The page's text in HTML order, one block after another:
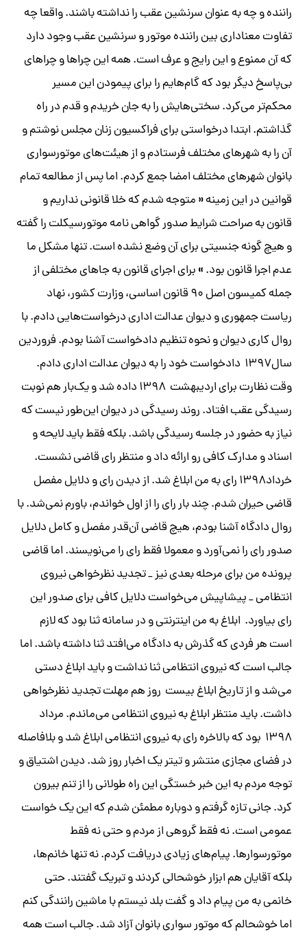
راننده و چه به عنوان سرنشین عقب را نداشته باشند. واقعا چه
تفاوت معناداری بین راننده موتور و سرنشین عقب وجود دارد
که آن ممنوع و این رایج و عرف است. همه این چراها و چراهای
بی‌پاسخ دیگر بود که گام‌هایم را برای پیمودن این مسیر
محکم‌تر می‌کرد. سختی‌هایش را به جان خریدم و قدم در راه
گذاشتم. ابتدا درخواستی برای فراکسیون زنان مجلس نوشتم و
آن را به شهرهای مختلف فرستادم و از هیئت‌های موتورسواری
بانوان شهرهای مختلف امضا جمع کردم. اما پس از مطالعه تمام
قوانین در این زمینه«متوجه شدم که خلا قانونی نداریم و
قانون به صراحت شرایط صدور گواهی نامه موتورسیکلت را گفته
و هیچ گونه جنسیتی برای آن وضع نشده است. تنها مشکل ما
عدم اجرا قانون بود.»برای اجرای قانون به جاهای مختلفی از
جمله کمیسون اصل ۹۰ قانون اساسی، وزارت کشور، نهاد
ریاست جمهوری و دیوان عدالت اداری درخواست‌هایی دادم. با
روال کاری دیوان و نحوه تنظیم دادخواست آشنا بودم. فروردین
سال۱۳۹۷ دادخواست خود را به دیوان عدالت اداری دادم.
وقت نظارت برای اردیبهشت ۱۳۹۸ داده شد و یک‌بار هم نوبت
رسیدگی عقب افتاد. روند رسیدگی در دیوان این‌طور نیست که
نیاز به حضور در جلسه رسیدگی باشد. بلکه فقط باید لایحه و
اسناد و مدارک کافی رو ارائه داد و منتظر رای قاضی نشست.
خرداد۱۳۹۸ رای به من ابلاغ شد. از دیدن رای و دلایل مفصل
قاضی حیران شدم. چند بار رای را از اول خواندم، باورم نمی‌شد. با
روال دادگاه آشنا بودم، هیچ قاضی آن‌قدر مفصل و کامل دلایل
صدور رای را نمی‌آورد و معمولا فقط رای را می‌نویسند. اما قاضی
پرونده من برای مرحله بعدی نیز _ تجدید نظرخواهی نیروی
انتظامی _ پیشاپیش می‌خواست دلایل کافی برای صدور این
رای بیاورد. ابلاغ به من اینترنتی و در سامانه ثنا بود که لازم
است هر فردی که گذرش به دادگاه می‌افتد ثنا داشته باشد. اما
جالب است که نیروی انتظامی ثنا نداشت و باید ابلاغ دستی
می‌شد و از تاریخ ابلاغ بیست روز هم مهلت تجدید نظرخواهی
داشت. باید منتظر ابلاغ به نیروی انتظامی می‌ماندم. مرداد
۱۳۹۸ بود که بالاخره رای به نیروی انتظامی ابلاغ شد و بلافاصله
در فضای مجازی منتشر و تیتر یک اخبار روز شد. دیدن اشتیاق و
توجه مردم به این خبر خستگی این راه طولانی را از تنم بیرون
کرد. جانی تازه گرفتم و دوباره مطمئن شدم که این یک خواست
عمومی است. نه فقط گروهی از مردم و حتی نه فقط
موتورسوارها. پیام‌های زیادی دریافت کردم. نه تنها خانم‌ها،
بلکه آقایان هم ابزار خوشحالی کردند و تبریک گفتند. حتی
خانمی به من پیام داد و گفت بلد نیستم با ماشین رانندگی کنم
اما خوشحالم که موتور سواری بانوان آزاد شد. جالب است همه